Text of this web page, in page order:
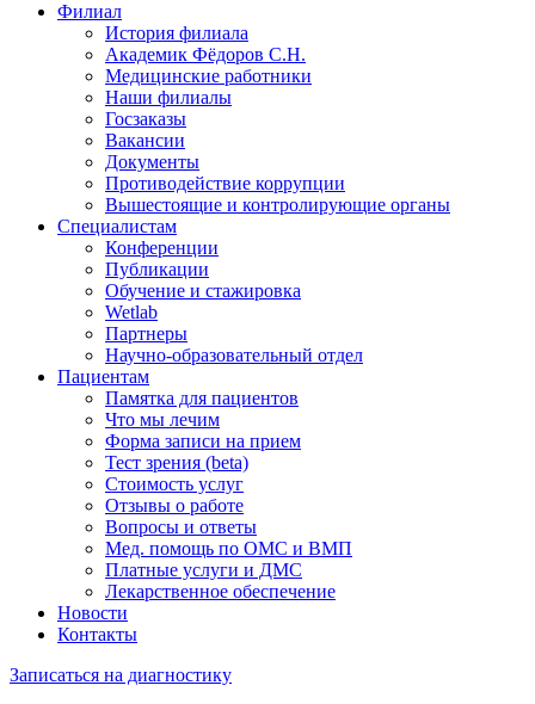
Филиал
История филиала
Академик Фёдоров С.Н.
Медицинские работники
Наши филиалы
Госзаказы
Вакансии
Документы
Противодействие коррупции
Вышестоящие и контролирующие органы
Специалистам
Конференции
Публикации
Обучение и стажировка
Wetlab
Партнеры
Научно-образовательный отдел
Пациентам
Памятка для пациентов
Что мы лечим
Форма записи на прием
Тест зрения (beta)
Стоимость услуг
Отзывы о работе
Вопросы и ответы
Мед. помощь по ОМС и ВМП
Платные услуги и ДМС
Лекарственное обеспечение
Новости
Контакты
Записаться на диагностику